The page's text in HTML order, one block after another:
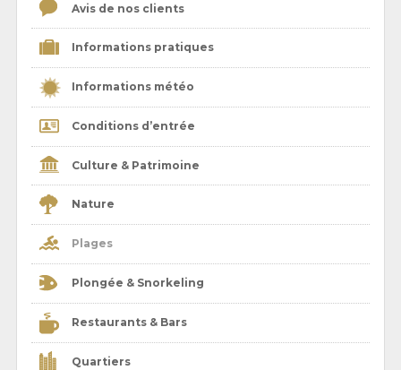
Avis de nos clients
Informations pratiques
Informations météo
Conditions d’entrée
Culture & Patrimoine
Nature
Plages
Plongée & Snorkeling
Restaurants & Bars
Quartiers